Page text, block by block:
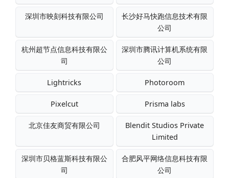
深圳市映刻科技有限公司
长沙好马快跑信息技术有限
公司
杭州超节点信息科技有限公
司
深圳市腾讯计算机系统有限
公司
Lightricks Photoroom
Pixelcut Prisma labs
北京佳友商贸有限公司
Blendit Studios Private
Limited
深圳市贝格蓝斯科技有限公
司
合肥风平网络信息科技有限
公司